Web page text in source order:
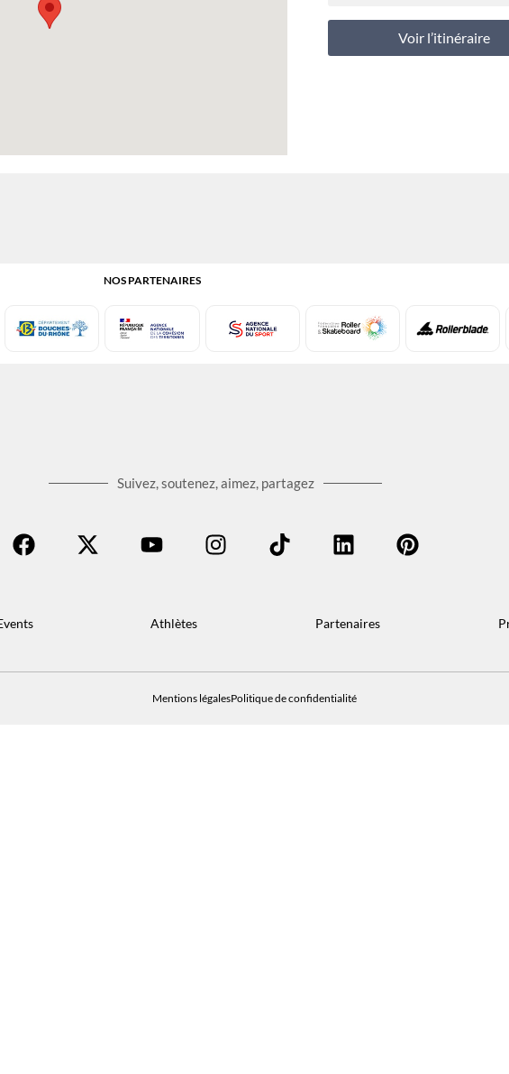
Voir l’itinéraire
NOS PARTENAIRES
Suivez, soutenez, aimez, partagez
Athlètes Partenaires
Mentions légalesPolitique de confidentialité